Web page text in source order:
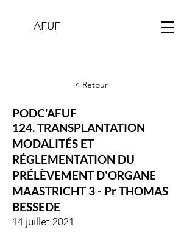
AFUF
< Retour
PODC'AFUF
124. TRANSPLANTATION
MODALITÉS ET
RÉGLEMENTATION DU
PRÉLÈVEMENT D'ORGANE
MAASTRICHT 3 - Pr THOMAS
BESSEDE
14 juillet 2021